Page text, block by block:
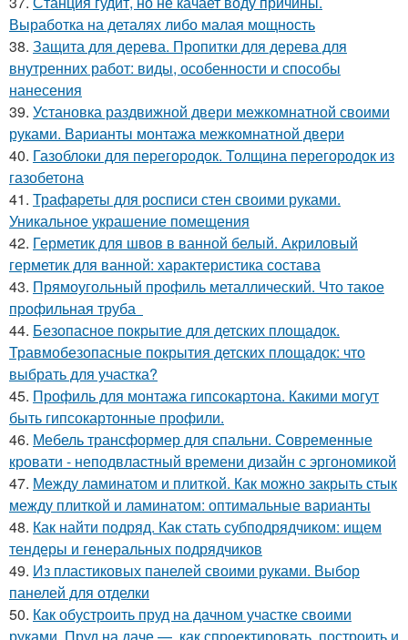
Выработка на деталях либо малая мощность
38. Защита для дерева. Пропитки для дерева для
внутренних работ: виды, особенности и способы
нанесения
39. Установка раздвижной двери межкомнатной своими
руками. Варианты монтажа межкомнатной двери
40. Газоблоки для перегородок. Толщина перегородок из
газобетона
41. Трафареты для росписи стен своими руками.
Уникальное украшение помещения
42. Герметик для швов в ванной белый. Акриловый
герметик для ванной: характеристика состава
43. Прямоугольный профиль металлический. Что такое
профильная труба
44. Безопасное покрытие для детских площадок.
Травмобезопасные покрытия детских площадок: что
выбрать для участка?
45. Профиль для монтажа гипсокартона. Какими могут
быть гипсокартонные профили.
46. Мебель трансформер для спальни. Современные
кровати - неподвластный времени дизайн с эргономикой
47. Между ламинатом и плиткой. Как можно закрыть стык
между плиткой и ламинатом: оптимальные варианты
48. Как найти подряд. Как стать субподрядчиком: ищем
тендеры и генеральных подрядчиков
49. Из пластиковых панелей своими руками. Выбор
панелей для отделки
50. Как обустроить пруд на дачном участке своими